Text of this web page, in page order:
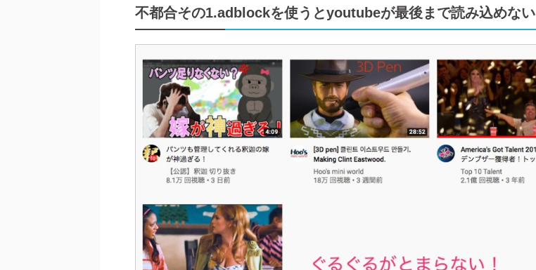
不都合その1.adblockを使うとyoutubeが最後まで読み込めない